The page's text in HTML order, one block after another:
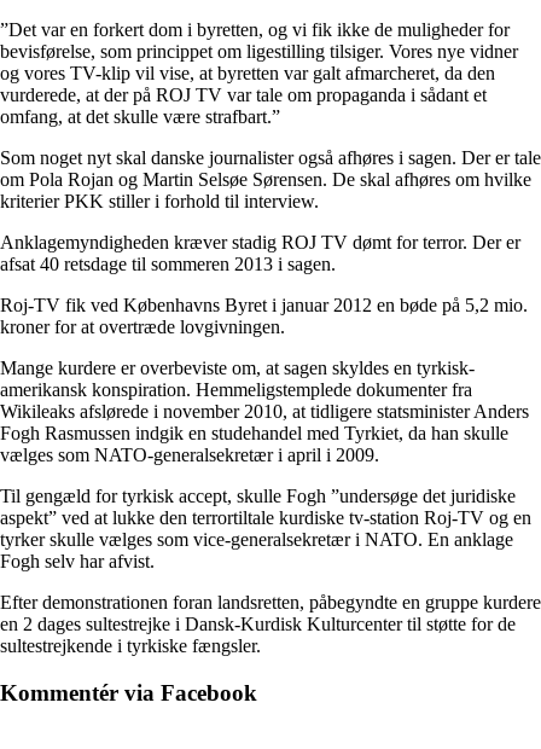
”Det var en forkert dom i byretten, og vi fik ikke de muligheder for
bevisførelse, som princippet om ligestilling tilsiger. Vores nye vidner
og vores TV-klip vil vise, at byretten var galt afmarcheret, da den
vurderede, at der på ROJ TV var tale om propaganda i sådant et
omfang, at det skulle være strafbart.”
Som noget nyt skal danske journalister også afhøres i sagen. Der er tale
om Pola Rojan og Martin Selsøe Sørensen. De skal afhøres om hvilke
kriterier PKK stiller i forhold til interview.
Anklagemyndigheden kræver stadig ROJ TV dømt for terror. Der er
afsat 40 retsdage til sommeren 2013 i sagen.
Roj-TV fik ved Københavns Byret i januar 2012 en bøde på 5,2 mio.
kroner for at overtræde lovgivningen.
Mange kurdere er overbeviste om, at sagen skyldes en tyrkisk-
amerikansk konspiration. Hemmeligstemplede dokumenter fra
Wikileaks afslørede i november 2010, at tidligere statsminister Anders
Fogh Rasmussen indgik en studehandel med Tyrkiet, da han skulle
vælges som NATO-generalsekretær i april i 2009.
Til gengæld for tyrkisk accept, skulle Fogh ”undersøge det juridiske
aspekt” ved at lukke den terrortiltale kurdiske tv-station Roj-TV og en
tyrker skulle vælges som vice-generalsekretær i NATO. En anklage
Fogh selv har afvist.
Efter demonstrationen foran landsretten, påbegyndte en gruppe kurdere
en 2 dages sultestrejke i Dansk-Kurdisk Kulturcenter til støtte for de
sultestrejkende i tyrkiske fængsler.
Kommentér via Facebook